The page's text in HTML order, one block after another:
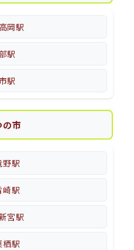
岡駅
駅
駅
の市
野駅
崎駅
宮駅
栖駅